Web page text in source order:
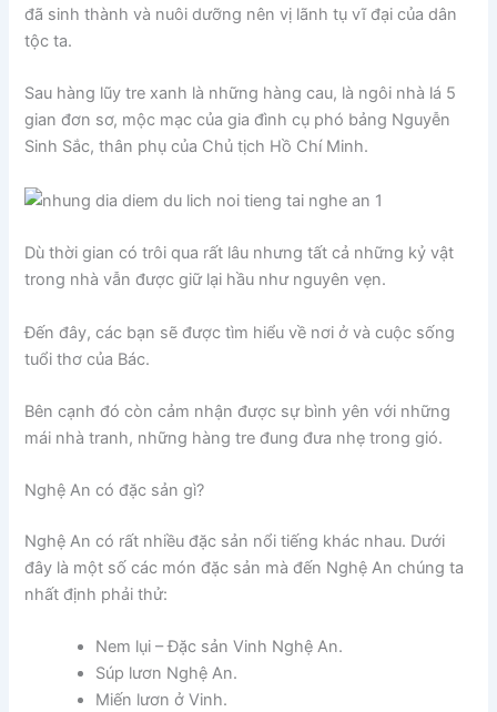
đã sinh thành và nuôi dưỡng nên vị lãnh tụ vĩ đại của dân
tộc ta.
Sau hàng lũy tre xanh là những hàng cau, là ngôi nhà lá 5
gian đơn sơ, mộc mạc của gia đình cụ phó bảng Nguyễn
Sinh Sắc, thân phụ của Chủ tịch Hồ Chí Minh.
Dù thời gian có trôi qua rất lâu nhưng tất cả những kỷ vật
trong nhà vẫn được giữ lại hầu như nguyên vẹn.
Đến đây, các bạn sẽ được tìm hiểu về nơi ở và cuộc sống
tuổi thơ của Bác.
Bên cạnh đó còn cảm nhận được sự bình yên với những
mái nhà tranh, những hàng tre đung đưa nhẹ trong gió.
Nghệ An có đặc sản gì?
Nghệ An có rất nhiều đặc sản nổi tiếng khác nhau. Dưới
đây là một số các món đặc sản mà đến Nghệ An chúng ta
nhất định phải thử:
Nem lụi – Đặc sản Vinh Nghệ An.
Súp lươn Nghệ An.
Miến lươn ở Vinh.